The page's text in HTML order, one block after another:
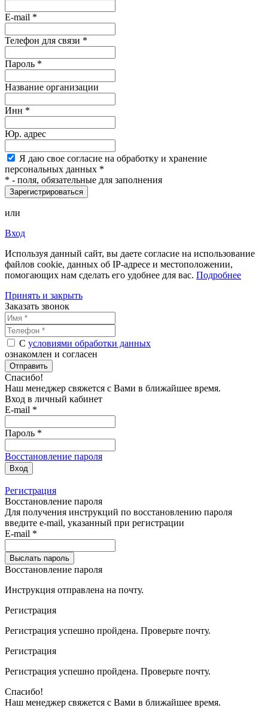
E-mail *
Телефон для связи *
Пароль *
Название организации
Инн *
Юр. адрес
Я даю свое согласие на обработку и хранение
персональных данных *
* - поля, обязательные для заполнения
Зарегистрироваться
или
Вход
Используя данный сайт, вы даете согласие на использование
файлов cookie, данных об IP-адресе и местоположении,
помогающих нам сделать его удобнее для вас. Подробнее
Принять и закрыть
Заказать звонок
С условиями обработки данных
ознакомлен и согласен
Отправить
Спасибо!
Наш менеджер свяжется с Вами в ближайшее время.
Вход в личный кабинет
E-mail *
Пароль *
Восстановление пароля
Вход
Регистрация
Восстановление пароля
Для получения инструкций по восстановлению пароля
введите e-mail, указанный при регистрации
E-mail *
Выслать пароль
Восстановление пароля
Инструкция отправлена на почту.
Регистрация
Регистрация успешно пройдена. Проверьте почту.
Регистрация
Регистрация успешно пройдена. Проверьте почту.
Спасибо!
Наш менеджер свяжется с Вами в ближайшее время.